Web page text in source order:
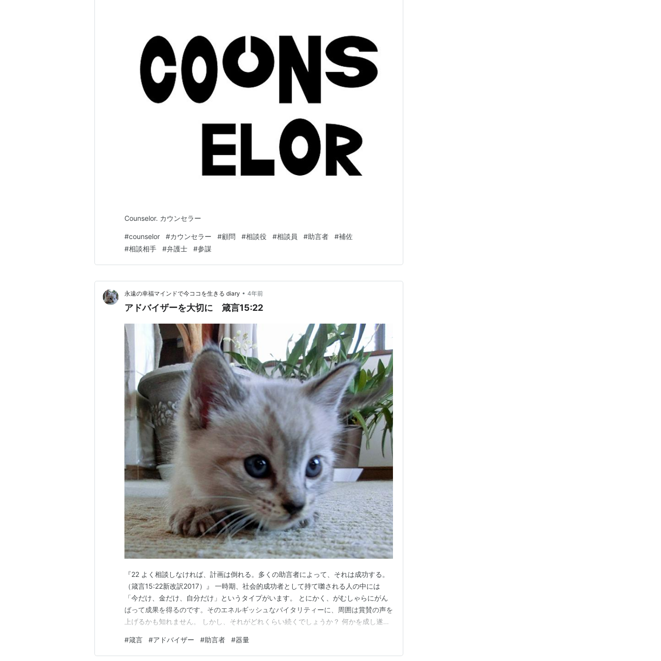
Counselor. カウンセラー
#counselor #カウンセラー #顧問 #相談役 #相談員 #助言者 #補佐
#相談相手 #弁護士 #参謀
永遠の幸福マインドで今ココを生きる diary • 4年前
アドバイザーを大切に 箴言15:22
『22 よく相談しなければ、計画は倒れる。多くの助言者によって、それは成功する。
（箴言15:22新改訳2017）』 一時期、社会的成功者として持て囃される人の中には
「今だけ、金だけ、自分だけ」というタイプがいます。 とにかく、がむしゃらにがん
ばって成果を得るのです。そのエネルギッシュなバイタリティーに、周囲は賞賛の声を
上げるかも知れません。 しかし、それがどれくらい続くでしょうか？ 何かを成し遂げ
もう一つの課題があるようです。 自分の立ち位置を保つためにも大切なことは、円滑
なコミュニケーションです。 冒頭の聖句では、…
#箴言 #アドバイザー #助言者 #器量